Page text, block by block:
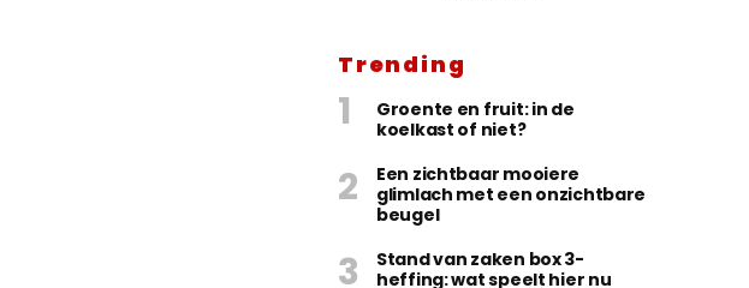
Trending
Groente en fruit: in de
koelkast of niet?
Een zichtbaar mooiere
glimlach met een onzichtbare
beugel
Stand van zaken box 3-
heffing: wat speelt hier nu